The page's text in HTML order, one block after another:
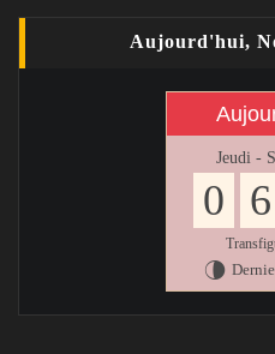
Aujourd'hui,
Jeudi -
0 6
U